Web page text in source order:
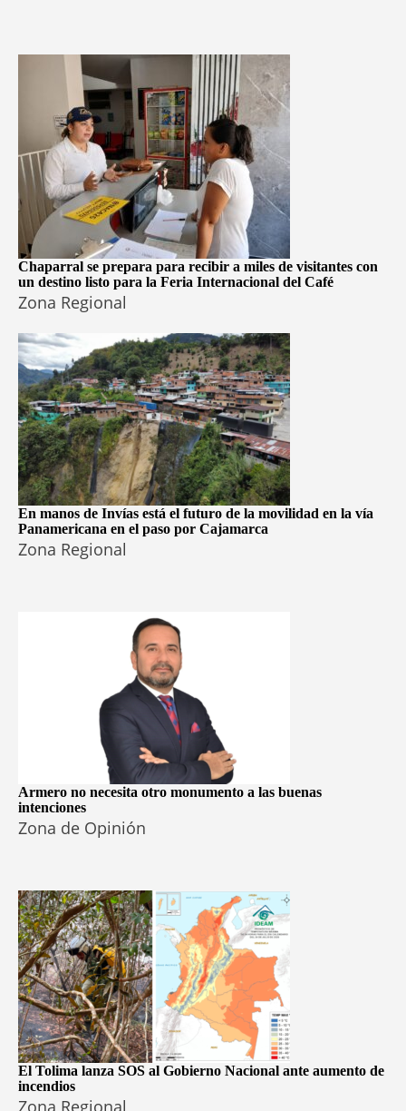
Chaparral se prepara para recibir a miles de visitantes con
un destino listo para la Feria Internacional del Café
Zona Regional
En manos de Invías está el futuro de la movilidad en la vía
Panamericana en el paso por Cajamarca
Zona Regional
Armero no necesita otro monumento a las buenas
intenciones
Zona de Opinión
El Tolima lanza SOS al Gobierno Nacional ante aumento de
incendios
Zona Regional